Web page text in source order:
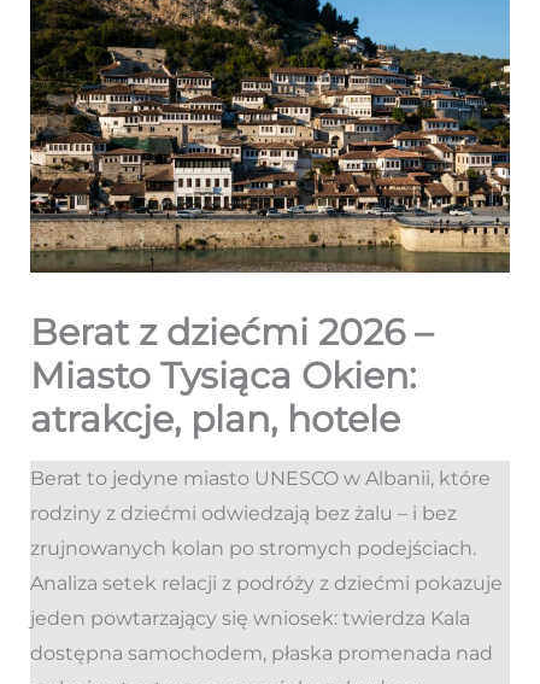
Berat z dziećmi 2026 –
Miasto Tysiąca Okien:
atrakcje, plan, hotele
Berat to jedyne miasto UNESCO w Albanii, które
rodziny z dziećmi odwiedzają bez żalu – i bez
zrujnowanych kolan po stromych podejściach.
Analiza setek relacji z podróży z dziećmi pokazuje
jeden powtarzający się wniosek: twierdza Kala
dostępna samochodem, płaska promenada nad